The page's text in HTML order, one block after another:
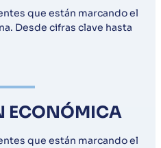
que están marcando el
Desde cifras clave hasta
ECONÓMICA
que están marcando el